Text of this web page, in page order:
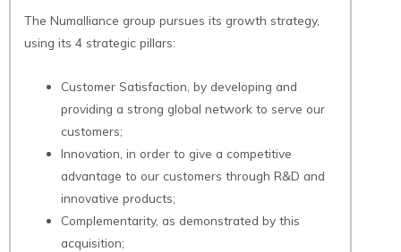
The Numalliance group pursues its growth strategy,
using its 4 strategic pillars:
Customer Satisfaction, by developing and
providing a strong global network to serve our
customers;
Innovation, in order to give a competitive
advantage to our customers through R&D and
innovative products;
Complementarity, as demonstrated by this
acquisition;